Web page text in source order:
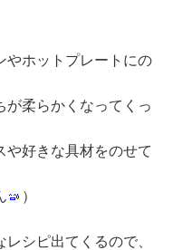
やホットプレートにの
が柔らかくなってくっ
や好きな具材をのせて
）
シピ出てくるので、